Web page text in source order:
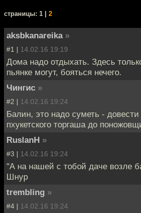
cтраницы: 1 | 2
aksbkanareika »
#1 | 14.02.16 19:19
Дома надо отдыхать. Здесь
пьянке могут, бояться нечего.
Чингиc »
#2 | 14.02.16 19:24
Балин, это надо суметь - довести
пхукетского торгаша до
RuslanH »
#3 | 14.02.16 19:24
"А на нашей с тобой даче возле
Шнур
trembling »
#4 | 14.02.16 19:24